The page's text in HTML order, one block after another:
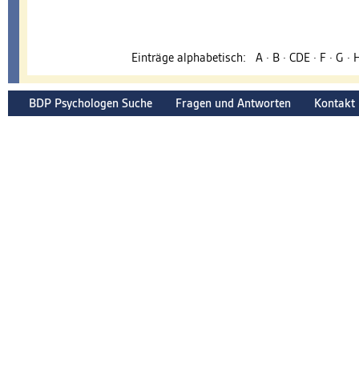
Einträge alphabetisch: A· B· CDE· F· G ·
BDP Psychologen Suche Fragen und Antworten Kontakt